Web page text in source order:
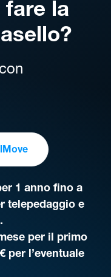
fare la
1 anno fino a
telepedaggio e
per il primo
per l’eventuale